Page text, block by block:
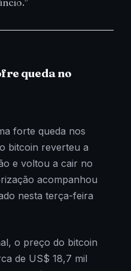
queda no
forte queda nos
bitcoin reverteu a
e voltou a cair no
acompanhou
nesta terça-feira
o preço do bitcoin
de US$ 18,7 mil